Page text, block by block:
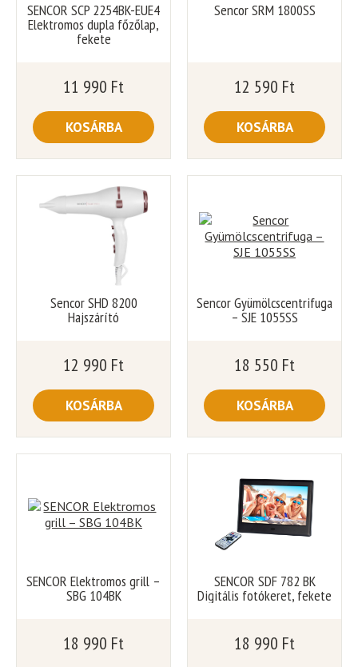
SENCOR SCP 2254BK-EUE4
Elektromos dupla főzőlap,
fekete
11 990 Ft
KOSÁRBA
Sencor SRM 1800SS
12 590 Ft
KOSÁRBA
Sencor SHD 8200
Hajszárító
12 990 Ft
KOSÁRBA
Sencor Gyümölcscentrifuga
– SJE 1055SS
18 550 Ft
KOSÁRBA
SENCOR Elektromos grill –
SBG 104BK
18 990 Ft
SENCOR SDF 782 BK
Digitális fotókeret, fekete
18 990 Ft